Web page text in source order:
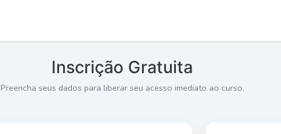
Inscrição Gratuita
Preencha seus dados para liberar seu acesso imediato ao curso.